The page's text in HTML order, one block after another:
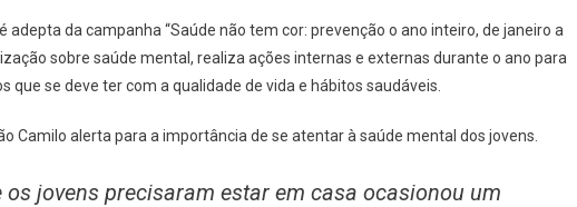
adepta da campanha “Saúde não tem cor: prevenção o ano inteiro, de janeiro a
sobre saúde mental, realiza ações internas e externas durante o ano para
se deve ter com a qualidade de vida e hábitos saudáveis.
Camilo alerta para a importância de se atentar à saúde mental dos jovens.
os jovens precisaram estar em casa ocasionou um